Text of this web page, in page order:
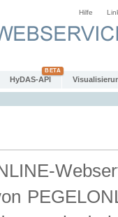
Hilfe
HyDAS-API